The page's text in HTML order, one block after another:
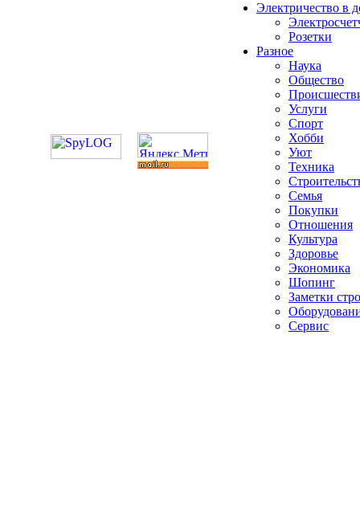
Электричество в
Розетки
Разное
Наука
Общество
Услуги
Спорт
Хобби
Уют
Техника
Семья
Покупки
Отношения
Культура
Здоровье
Экономика
Шопинг
Заметки
Сервис